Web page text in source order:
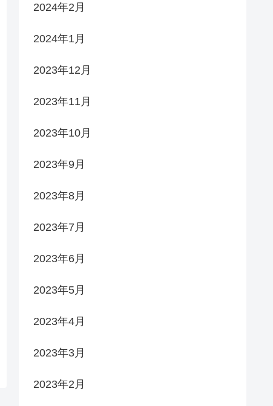
2024年2月
2024年1月
2023年12月
2023年11月
2023年10月
2023年9月
2023年8月
2023年7月
2023年6月
2023年5月
2023年4月
2023年3月
2023年2月